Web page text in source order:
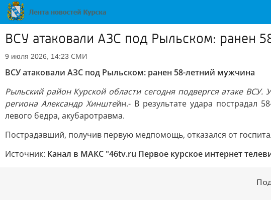
ВСУ атаковали АЗС под Рыльском: ранен
9 июля 2026, 14:23 СМИ
ВСУ атаковали АЗС под Рыльском: ранен 58-летний мужчина
Рыльский район Курской области сегодня подвергся атаке
региона Александр Хинштейн.- В результате удара пострадал
левого бедра, акубаротравма.
Пострадавший, получив первую медпомощь, отказался от
Источник: Канал в МАКС "46tv.ru Первое курское интернет